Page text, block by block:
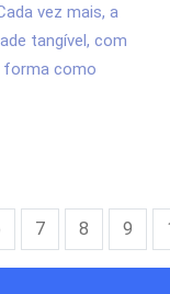
vez mais, a
tangível, com
forma como
7 8 9